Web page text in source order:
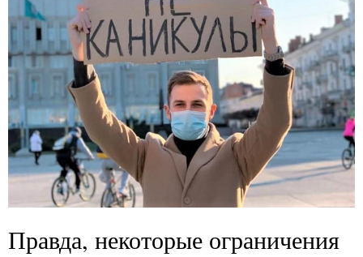
Правда, некоторые ограничения